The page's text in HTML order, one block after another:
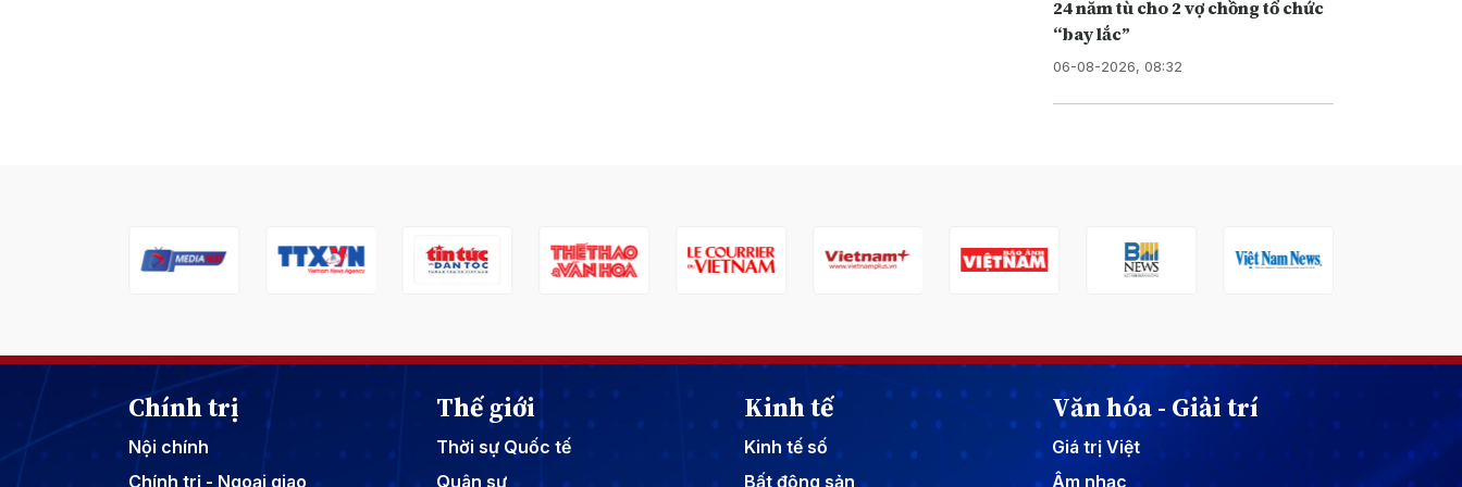
24 năm tù cho 2 vợ chồng tổ chức
“bay lắc”
06-08-2026, 08:32
Chính trị
Nội chính
Chính trị - Ngoại giao
Thế giới
Thời sự Quốc tế
Quân sự
Kinh tế
Kinh tế số
Bất động sản
Văn hóa - Giải trí
Giá trị Việt
Âm nhạc